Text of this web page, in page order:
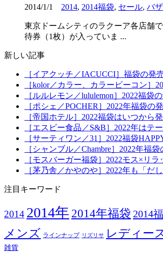
2014/1/1 2014, 2014福袋, セール, バ
東京ドームシティのラクーア各店舗
待券（1枚）が入っていま ...
新しい記事
［イアクッチ／IACUCCI］福袋の発
［kolor／カラー、カラービーコン］
［ルルレモン／lululemon］2022福
［ポシェ／POCHER］2022年福袋の
［帝国ホテル］2022福袋はいつか
［エスビー食品／S&B］2022年は
［サーティワン／31］2022福袋
［シャンブル／Chambre］2022年福
［モスバーガー福袋］2022モス×リ
［茅乃舎／かやのや］2022年も「だ
注目キーワード
2014 2014年 2014年福袋 2014
メンズ ラインナップ リズリサ レディー
雑貨